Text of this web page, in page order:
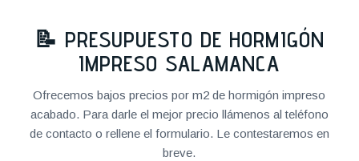
📝 PRESUPUESTO DE HORMIGÓN
IMPRESO SALAMANCA
Ofrecemos bajos precios por m2 de hormigón impreso
acabado. Para darle el mejor precio llámenos al teléfono
de contacto o rellene el formulario. Le contestaremos en
breve.